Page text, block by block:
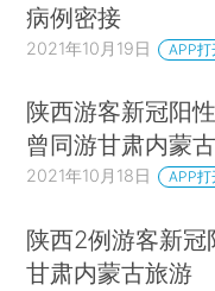
病例密接
2021年10月19日 APP打
陕西游客新冠阳
曾同游甘肃内蒙古
2021年10月18日 APP打
陕西2例游客新冠
甘肃内蒙古旅游